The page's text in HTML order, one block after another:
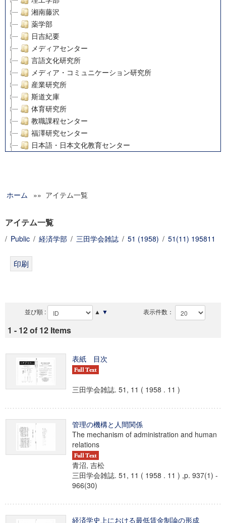
湘南藤沢
薬学部
日吉紀要
メディアセンター
言語文化研究所
メディア・コミュニケーション研究所
産業研究所
斯道文庫
体育研究所
教職課程センター
福澤研究センター
日本語・日本文化教育センター
グローバルリサーチインスティテュート
科学研究費補助金研究成果報告書
慶應義塾大学グローバルCOEプログラム市民社会ガバナンス
ホーム »» アイテム一覧
アイテム一覧
/ Public / 経済学部 / 三田学会雑誌 / 51 (1958) / 51(11) 195811
並び順 : ▲ ▼ 表示件数：
1 - 12 of 12 Items
表紙 目次
三田学会雑誌. 51, 11 ( 1958 . 11 )
管理の機構と人間関係
The mechanism of administration and human
relations
青沼, 吉松
三田学会雑誌. 51, 11 ( 1958 . 11 ) ,p. 937(1) -
966(30)
経済学史上における最低賃金制論の形成